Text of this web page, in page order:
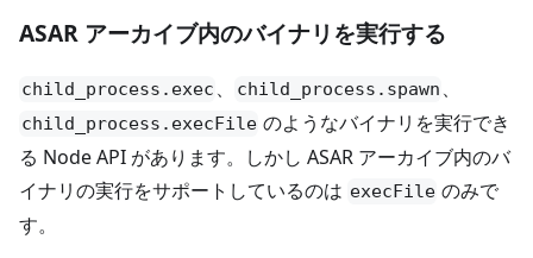
ASAR アーカイブ内のバイナリを実行する
child_process.exec 、 child_process.spawn 、
child_process.execFile のようなバイナリを実行でき
る Node API があります。しかし ASAR アーカイブ内のバ
イナリの実行をサポートしているのは execFile のみで
す。